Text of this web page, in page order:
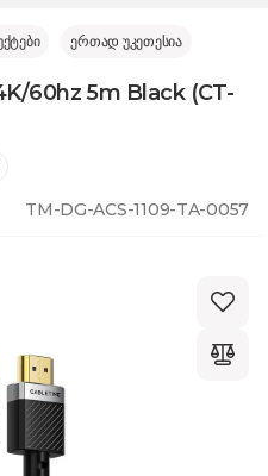
ერთად უკეთესია
60hz 5m Black (CT-
TM-DG-ACS-1109-TA-0057